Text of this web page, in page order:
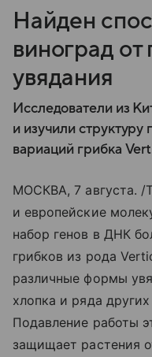
Найден
виноград от
увядания
Исследователи из
и изучили структуру
вариаций грибка
МОСКВА, 7 августа. /
и европейские
набор генов в ДНК
грибков из рода
различные формы
хлопка и ряда
Подавление работы
защищает растения